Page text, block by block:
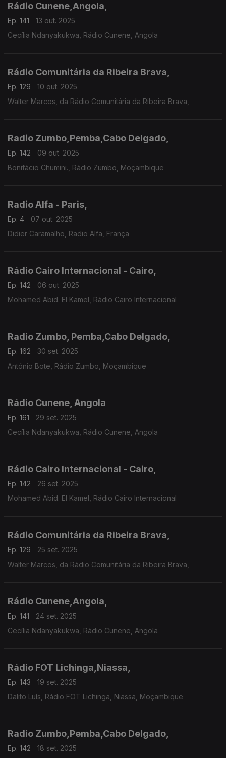
Rádio Cunene,Angola,
Ep. 141
13 out. 2025
Cecília Ndanyakukwa, Rádio Cunene, Angola
Rádio Comunitária da Ribeira Brava,
Ep. 129
10 out. 2025
Walter Marcos, da Rádio Comunitária da Ribeira Brava,
Radio Zumbo,Pemba,Cabo Delgado,
Ep. 142
09 out. 2025
Bonifácio Chumini., Rádio Zumbo, Moçambique
Radio Alfa - Paris,
Ep. 4
07 out. 2025
Didier Caramalho, Radio Alfa, França
Rádio Cairo Internacional - Cairo,
Ep. 142
06 out. 2025
Mohamed Abid. El Kamel, Rádio Cairo Internacional
Radio Zumbo, Pemba,Cabo Delgado,
Ep. 162
30 set. 2025
António Bote, Rádio Zumbo, Moçambique
Rádio Cunene, Angola
Ep. 161
29 set. 2025
Cecília Ndanyakukwa, Rádio Cunene, Angola
Rádio Cairo Internacional - Cairo,
Ep. 142
26 set. 2025
Mohamed Abid. El Kamel, Rádio Cairo Internacional
Rádio Comunitária da Ribeira Brava,
Ep. 129
25 set. 2025
Walter Marcos, da Rádio Comunitária da Ribeira Brava,
Rádio Cunene,Angola,
Ep. 141
24 set. 2025
Cecília Ndanyakukwa, Rádio Cunene, Angola
Rádio FOT Lichinga,Niassa,
Ep. 143
19 set. 2025
Dalito Luís, Rádio FOT Lichinga, Niassa, Moçambique
Radio Zumbo,Pemba,Cabo Delgado,
Ep. 142 18 set. 2025